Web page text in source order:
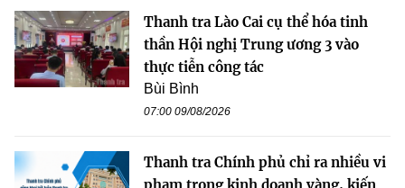
Thanh tra Lào Cai cụ thể hóa tinh
thần Hội nghị Trung ương 3 vào
thực tiễn công tác
Bùi Bình
07:00 09/08/2026
Thanh tra Chính phủ chỉ ra nhiều vi